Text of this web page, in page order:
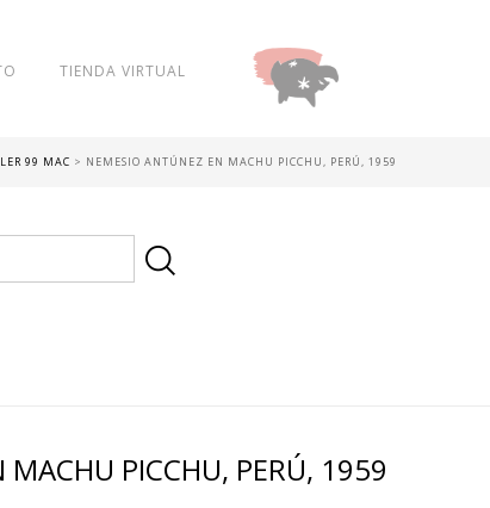
TIENDA VIRTUAL
99 MAC > NEMESIO ANTÚNEZ EN MACHU PICCHU, PERÚ, 1959
MACHU PICCHU, PERÚ, 1959